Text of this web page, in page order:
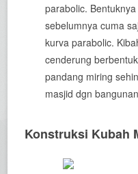
parabolic.
sebelumnya cuma
kurva parabolic.
cenderung
pandang miring
masjid dgn
Konstruksi Kubah